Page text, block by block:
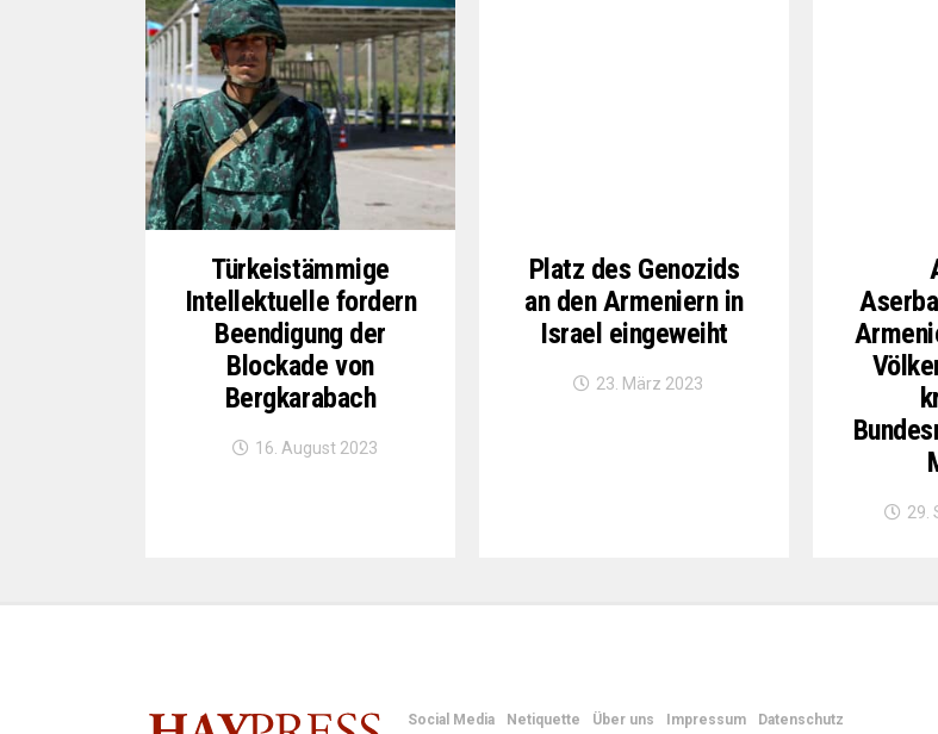
Türkeistämmige
Intellektuelle fordern
Beendigung der
Blockade von
Bergkarabach
16. August 2023
Platz des Genozids
an den Armeniern in
Israel eingeweiht
23. März 2023
29.
Social Media Netiquette Über uns Impressum Datenschutz